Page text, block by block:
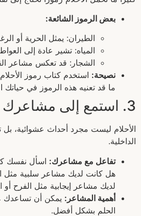
بعض الرموز الشائعة:
الطيران: يمثل الحرية أو
المياه: تشير عادة إلى
الشجار: قد تعكس مشاعر
نصيحة: استخدم كتاب رموز
ما قد تعنيه هذه الرموز في
3. استمع إلى مشاعرك
الأحلام ليست مجرد أحداث عشوائية،
الداخلية.
تفاعل مع مشاعرك: اسأل نفسك
هل كانت لديك مشاعر سلبية مثل
لديك مشاعر إيجابية مثل الفرح أو
أهمية المشاعر: يمكن أن
الحلم بشكل أفضل.